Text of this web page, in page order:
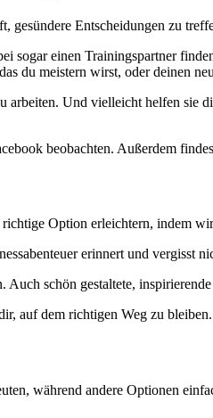
Entscheidungen zu
sogar einen Trainingspartner
meistern wirst, oder deinen
Und vielleicht helfen sie
beobachten. Außerdem
Option erleichtern, indem
erinnert und vergisst
schön gestaltete,
auf dem richtigen Weg zu
während andere Optionen